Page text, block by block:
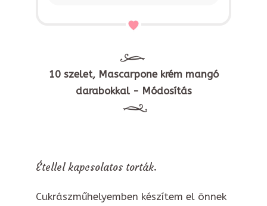
10 szelet, Mascarpone krém mangó
darabokkal - Módosítás
Étellel kapcsolatos torták.
Cukrászműhelyemben készítem el önnek